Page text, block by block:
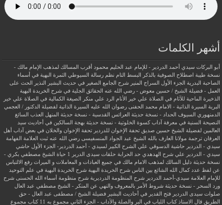
أشهر الكلمات
أبو البركات سيدي أحمد الدردير - للإمام عبد الحليم محمود
أقرب المسالك لمذهب الإمام مالك -
نسخة طيبة اصطلاح الصوفية بالذكر البسط التام نظم رسالة السيوطي
الثمرة البهية في أسماء
الصاحبة البدرية
الجزء الأول السراج المنير شرح الجامع الصغير في حديث البشير النذير
الحث على
العمل - فضيلة الشيخ / حسين معوض - رضي الله عنه
الحقائق الجلية في شرح الخريدة البهية
الذخيرة الماحية للآثام في الصلاة علي خير الأنام
الرد علي منكر الصيغة الكمالية في الصلاة علي خير
البرية
السيرة الذاتية - الامام محمد الحفنى رضوان الله عليه
السيرة الذاتية لفضيلة الدكتور / العجمي
الدمنهوري
السيوف الحداد - نسخة حديثة العرائس القدسية - نسخة حديثة
المنهل العذب السائغ
النصيحة السنية في معرفة آداب كسوة الخلوتية - نسخة حديثة بهجة السالكين في أحاديث سيد
العالمين لفضيلة الشيخ حسين صديق
تحفة الإخوان للدردير تحفة الإخوان والخلان في بعض آداب أهل
العرفان ترجمة مولانا العارف بالله الشيخ عبد الجواد المنسفيسى رضي الله عنه ثبت العلامة الفهامة
سيدي - الدردير
حاشية الدسوقي علي الشرح الكبير لسيدي - أحمد الدردير- الجزء الأول حاشي
سيدي - الدردير علي شرح الهدهدي حد الحرابة حلقات سيدى الدرير 1
حياة الشيخ مصطفي بكري -
نسخة حديثة دليل السالك لمذهب الامام مالك في جميع العبادات و المعاملات و الميراث رفع الالتباس
عن لفظ عدد كمال الله الشائع بين الناس شرح الخريدة البهية شرح الخريدة البهية في علم التوحيد
للإمام العلامة سيدي-أحمد الدردير شرح المنظومة الدرديرية شرح منظومة أسماء الله الحسنى شرح
ورد السحر - نسخة حديثة شروط الأمر بالمعروف والنهي عن المنكر - الشيخ مصطفي عبد العال
صلوات سيدى الدردير فتح القدير في أحاديث البشير فضيلة الشيخ / مصطفى عبد العال - حق
الطريق
قال الاستاذ كتاب اللباب في البر والصلة والآداب - الجزء الثاني مجموع به 11 كتاب
مجموع